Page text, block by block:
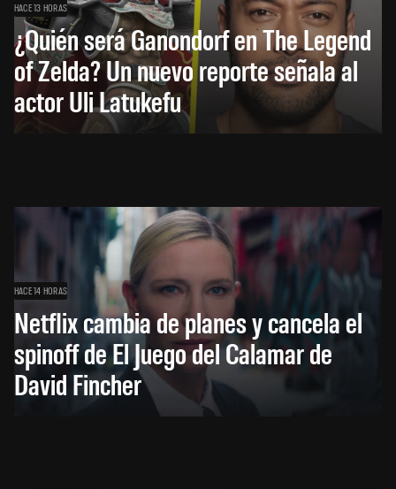
HACE 13 HORAS
¿Quién será Ganondorf en The Legend
of Zelda? Un nuevo reporte señala al
actor Uli Latukefu
HACE 14 HORAS
Netflix cambia de planes y cancela el
spinoff de El Juego del Calamar de
David Fincher